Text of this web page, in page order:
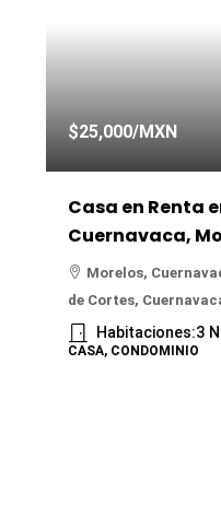
$25,000/MXN
Casa en Renta
Cuernavaca,
Morelos,
de Cortes,
Habitaciones:3
CASA, CONDOMINIO